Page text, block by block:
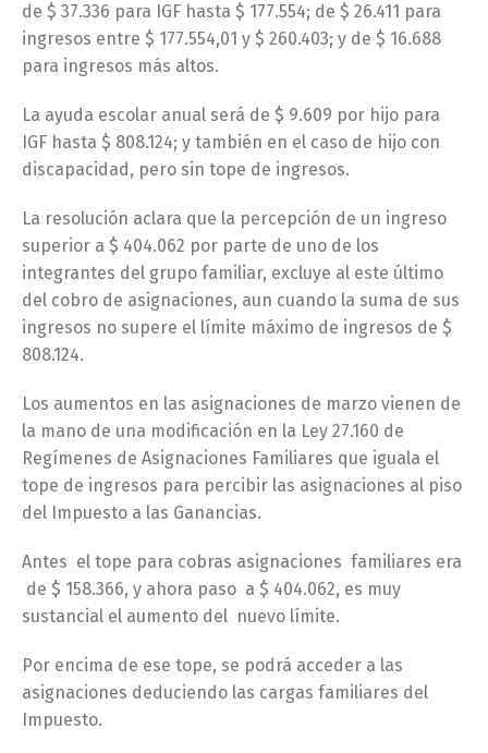
de $ 37.336 para IGF hasta $ 177.554; de $ 26.411 para
ingresos entre $ 177.554,01 y $ 260.403; y de $ 16.688
para ingresos más altos.
La ayuda escolar anual será de $ 9.609 por hijo para
IGF hasta $ 808.124; y también en el caso de hijo con
discapacidad, pero sin tope de ingresos.
La resolución aclara que la percepción de un ingreso
superior a $ 404.062 por parte de uno de los
integrantes del grupo familiar, excluye al este último
del cobro de asignaciones, aun cuando la suma de sus
ingresos no supere el límite máximo de ingresos de $
808.124.
Los aumentos en las asignaciones de marzo vienen de
la mano de una modificación en la Ley 27.160 de
Regímenes de Asignaciones Familiares que iguala el
tope de ingresos para percibir las asignaciones al piso
del Impuesto a las Ganancias.
Antes el tope para cobras asignaciones familiares era
de $ 158.366, y ahora paso a $ 404.062, es muy
sustancial el aumento del nuevo límite.
Por encima de ese tope, se podrá acceder a las
asignaciones deduciendo las cargas familiares del
Impuesto.